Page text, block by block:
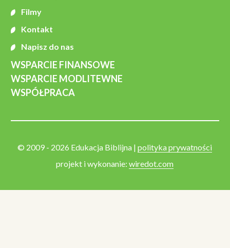
Filmy
Kontakt
Napisz do nas
WSPARCIE FINANSOWE
WSPARCIE MODLITEWNE
WSPÓŁPRACA
© 2009 - 2026 Edukacja Biblijna |polityka prywatności
projekt i wykonanie:wiredot.com